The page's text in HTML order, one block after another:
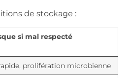
de stockage :
si mal respecté
prolifération microbienne